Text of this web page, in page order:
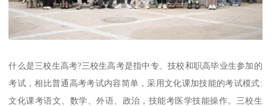
什么是三校生高考?三校生高考是指中专、技校和职高毕业生参加的
考试，相比普通高考考试内容简单，采用文化课加技能的考试模式:
文化课考语文、数学、外语、政治，技能考医学技能操作。三校生